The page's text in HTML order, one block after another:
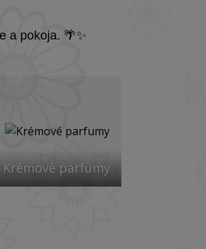
a pokoja. 🌴✨
Krémové parfumy